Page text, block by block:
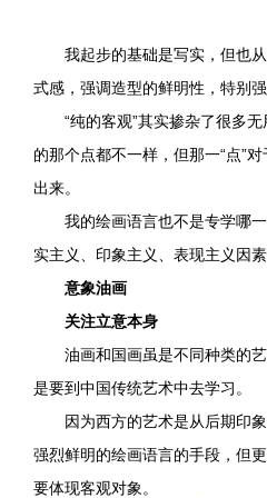
我起步的基础是写实，但也从
式感，强调造型的鲜明性，特别
“纯的客观”其实掺杂了很多无
的那个点都不一样，但那一“点”
出来。
我的绘画语言也不是专学哪一
实主义、印象主义、表现主义因素
意象油画
关注立意本身
油画和国画虽是不同种类的艺
是要到中国传统艺术中去学习。
因为西方的艺术是从后期印象
强烈鲜明的绘画语言的手段，但
要体现客观对象。